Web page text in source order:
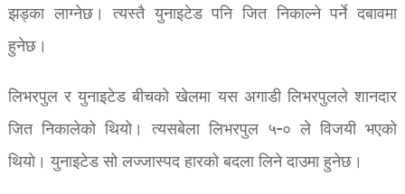
झड्का लाग्नेछ। त्यस्तै युनाइटेड पनि जित निकाल्ने पर्ने दबावमा
हुनेछ।
लिभरपुल र युनाइटेड बीचको खेलमा यस अगाडी लिभरपुलले शानदार
जित निकालेको थियो। त्यसबेला लिभरपुल ५-० ले विजयी भएको
थियो। युनाइटेड सो लज्जास्पद हारको बदला लिने दाउमा हुनेछ।